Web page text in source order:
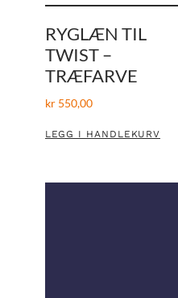
RYGLÆN TIL
TWIST –
TRÆFARVE
kr550,00
LEGG I HANDLEKURV